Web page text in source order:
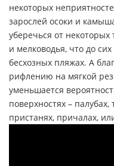
некоторых
зарослей осоки и
уберечься от некоторых
и мелководья, что до
бесхозных пляжах. А
рифлению на мягкой
уменьшается
поверхностях – палубах,
пристанях, причалах,